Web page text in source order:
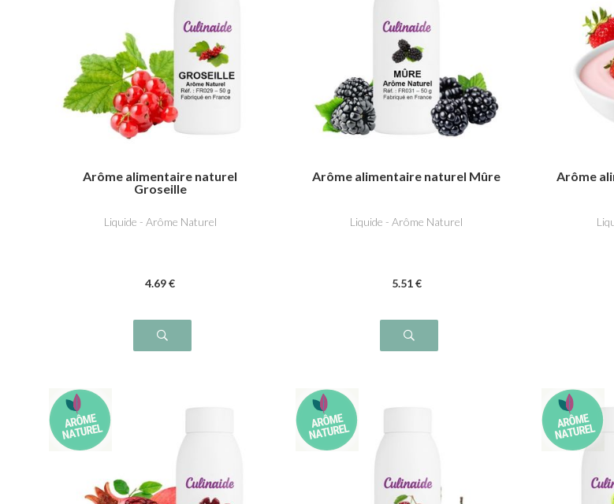
Arôme alimentaire naturel
Groseille
Liquide - Arôme Naturel
4.69€
Arôme alimentaire naturel Mûre
Liquide - Arôme Naturel
5.51€
Arôme